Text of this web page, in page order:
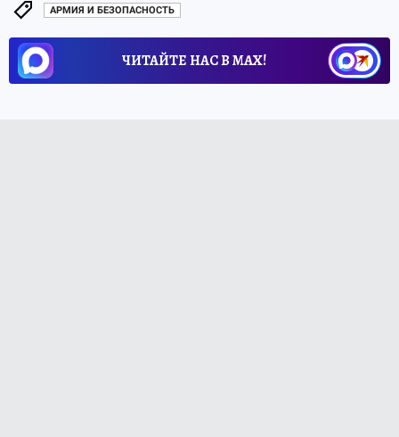
АРМИЯ И БЕЗОПАСНОСТЬ
ЧИТАЙТЕ НАС В МАХ!